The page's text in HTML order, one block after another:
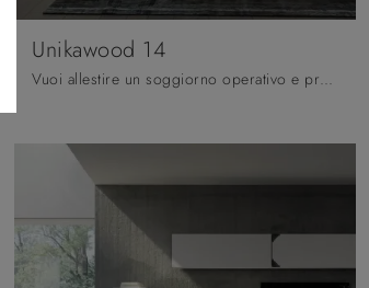
Unikawood 14
Vuoi allestire un soggiorno operativo e pratico? Ecco a te la parete attrezzata Unikawood 14 Fratelli Mirandola dalle forme decise moderne.